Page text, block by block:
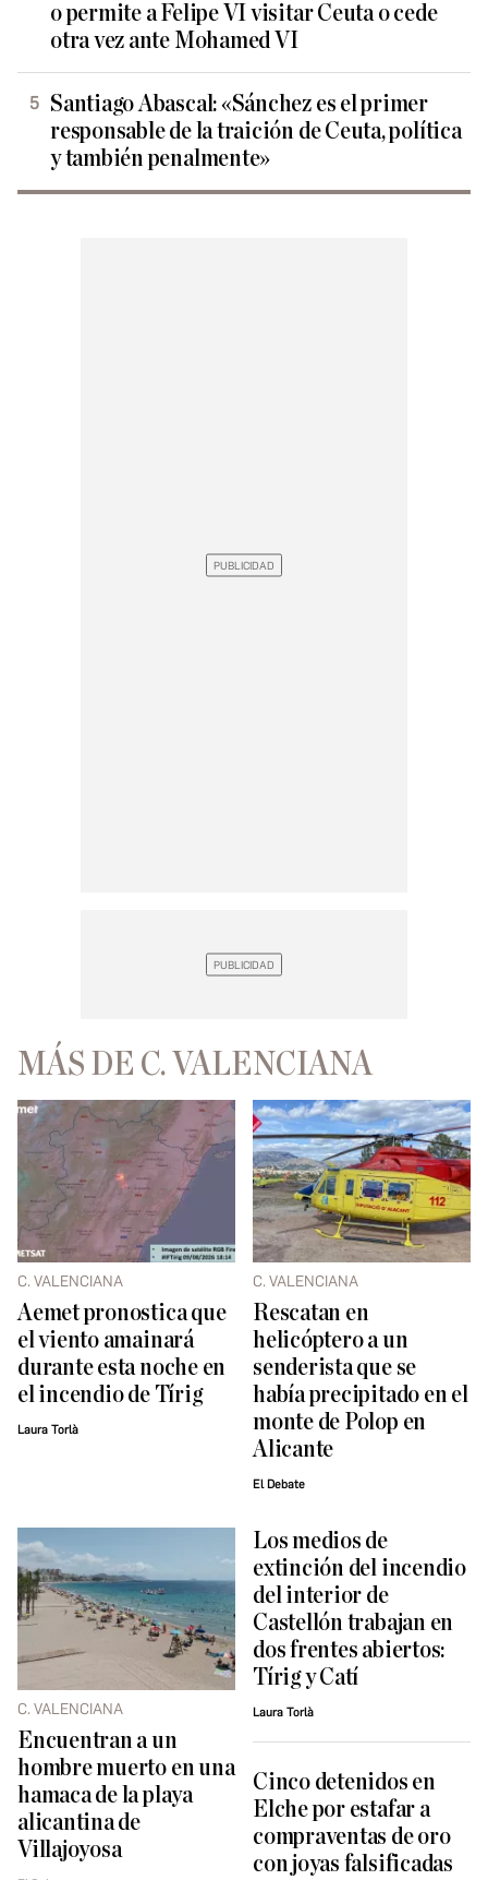
o permite a Felipe VI visitar Ceuta o cede
otra vez ante Mohamed VI
Santiago Abascal: «Sánchez es el primer
responsable de la traición de Ceuta, política
y también penalmente»
MÁS DE C. VALENCIANA
C. VALENCIANA
Aemet pronostica que
el viento amainará
durante esta noche en
el incendio de Tírig
Laura Torlà
C. VALENCIANA
Rescatan en
helicóptero a un
senderista que se
había precipitado en el
monte de Polop en
Alicante
El Debate
C. VALENCIANA
Encuentran a un
hombre muerto en una
hamaca de la playa
alicantina de
Villajoyosa
Los medios de
extinción del incendio
del interior de
Castellón trabajan en
dos frentes abiertos:
Tírig y Catí
Laura Torlà
Cinco detenidos en
Elche por estafar a
compraventas de oro
con joyas falsificadas